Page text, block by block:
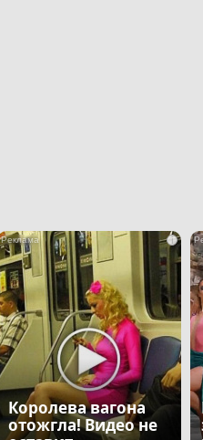
i
Королева вагона
отожгла! Видео не